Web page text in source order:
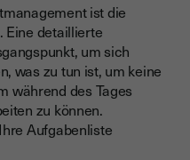
ist die
Eine detaillierte
um sich
was zu tun ist, um keine
während des Tages
zu können.
Aufgabenliste